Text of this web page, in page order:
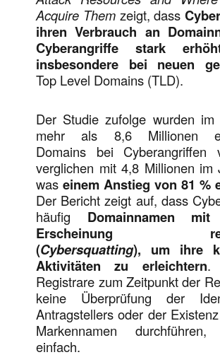
Acquire Themzeigt, dass
ihren Verbrauch an
Cyberangriffe stark
insbesondere bei neuen
Top Level Domains (TLD).
Der Studie zufolge wurden im
mehr als 8,6 Millionen
Domains bei Cyberangriffen
verglichen mit 4,8 Millionen im
waseinem Anstieg von 81 %
Der Bericht zeigt auf, dass
häufig Domainnamen mit
Erscheinung
(Cybersquatting), um ihre
Aktivitäten zu erleichtern.
Registrare zum Zeitpunkt der
keine Überprüfung der
Antragstellers oder der
Markennamen
einfach.